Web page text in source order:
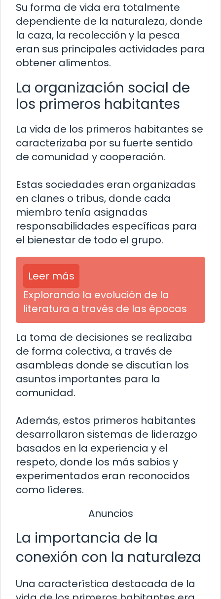
Su forma de vida era totalmente
dependiente de la naturaleza, donde
la caza, la recolección y la pesca
eran sus principales actividades para
obtener alimentos.
La organización social de
los primeros habitantes
La vida de los primeros habitantes se
caracterizaba por su fuerte sentido
de comunidad y cooperación.
Estas sociedades eran organizadas
en clanes o tribus, donde cada
miembro tenía asignadas
responsabilidades específicas para
el bienestar de todo el grupo.
Leer más
Explorando la evolución de la
literatura a través de las épocas
La toma de decisiones se realizaba
de forma colectiva, a través de
asambleas donde se discutían los
asuntos importantes para la
comunidad.
Además, estos primeros habitantes
desarrollaron sistemas de liderazgo
basados en la experiencia y el
respeto, donde los más sabios y
experimentados eran reconocidos
como líderes.
Anuncios
La importancia de la
conexión con la naturaleza
Una característica destacada de la